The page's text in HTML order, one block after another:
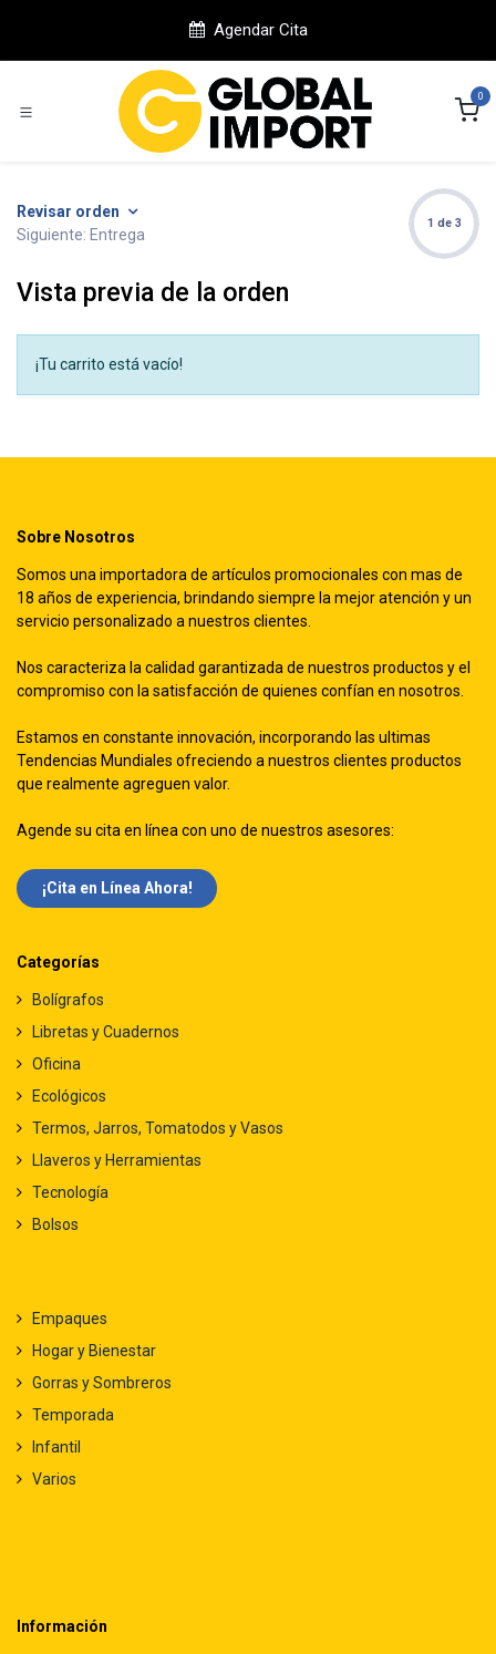
Agendar Cita
0
Revisar orden
Siguiente: Entrega
1 de 3
Vista previa de la orden
¡Tu carrito está vacío!
Sobre Nosotros
Somos una importadora de artículos promocionales con mas de
18 años de experiencia, brindando siempre la mejor atención y un
servicio personalizado a nuestros clientes.
Nos caracteriza la calidad garantizada de nuestros productos y el
compromiso con la satisfacción de quienes confían en nosotros.
Estamos en constante innovación, incorporando las ultimas
Tendencias Mundiales ofreciendo a nuestros clientes productos
que realmente agreguen valor.
Agende su cita en línea con uno de nuestros asesores:
¡Cita en Línea Ah​​ora!
Categorías
Bolígrafos
Libretas y Cuadernos
Oficina
Ecológicos
Termos, Jarros, Tomatodos y Vasos
Llaveros y Herramientas
Tecnología
Bolsos
Empaques
Hogar y Bienestar
Gorras y Sombreros
Temporada
Infantil
Varios
Información